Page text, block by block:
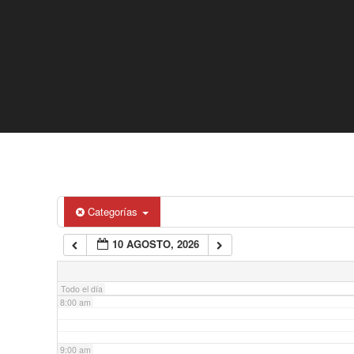
Categorías
10 AGOSTO, 2026
Todo el día
6:00 am
7:00 am
8:00 am
9:00 am